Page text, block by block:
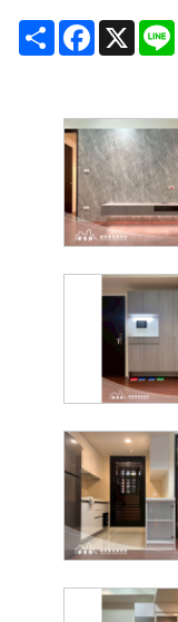
ShareFacebook
X